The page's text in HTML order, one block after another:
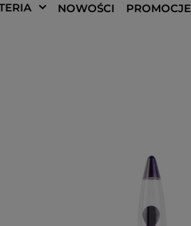
NOWOŚCI PROMOCJE